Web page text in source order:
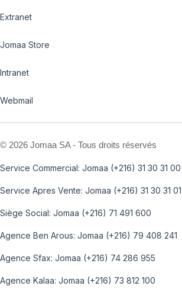
Extranet
Jomaa Store
Intranet
Webmail
© 2026 Jomaa SA - Tous droits réservés
Service Commercial: Jomaa (+216) 31 30 31 00
Service Apres Vente: Jomaa (+216) 31 30 31 01
Siège Social: Jomaa (+216) 71 491 600
Agence Ben Arous: Jomaa (+216) 79 408 241
Agence Sfax: Jomaa (+216) 74 286 955
Agence Kalaa: Jomaa (+216) 73 812 100